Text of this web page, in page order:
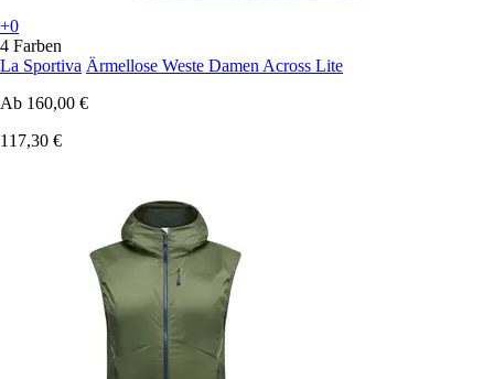
+0
4 Farben
La Sportiva Ärmellose Weste Damen Across Lite
Ab 160,00 €
117,30 €